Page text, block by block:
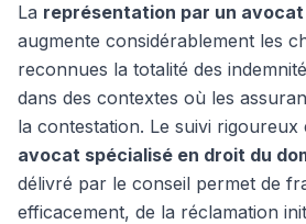
La représentation par un avocat
augmente considérablement les
reconnues la totalité des
dans des contextes où les
la contestation. Le suivi
avocat spécialisé en droit du
délivré par le conseil permet de
efficacement, de la réclamation